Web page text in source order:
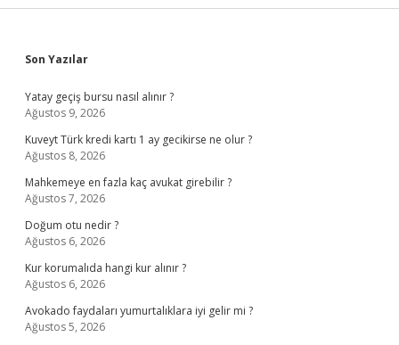
Sidebar
Son Yazılar
Yatay geçiş bursu nasıl alınır ?
Ağustos 9, 2026
Kuveyt Türk kredi kartı 1 ay gecikirse ne olur ?
Ağustos 8, 2026
Mahkemeye en fazla kaç avukat girebilir ?
Ağustos 7, 2026
Doğum otu nedir ?
Ağustos 6, 2026
Kur korumalıda hangi kur alınır ?
Ağustos 6, 2026
Avokado faydaları yumurtalıklara iyi gelir mi ?
Ağustos 5, 2026